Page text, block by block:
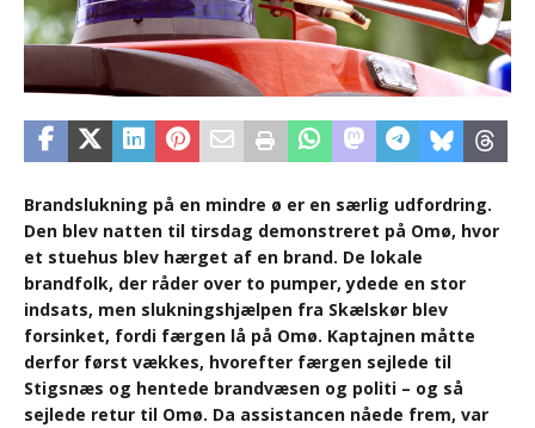
Brandslukning på en mindre ø er en særlig udfordring.
Den blev natten til tirsdag demonstreret på Omø, hvor
et stuehus blev hærget af en brand. De lokale
brandfolk, der råder over to pumper, ydede en stor
indsats, men slukningshjælpen fra Skælskør blev
forsinket, fordi færgen lå på Omø. Kaptajnen måtte
derfor først vækkes, hvorefter færgen sejlede til
Stigsnæs og hentede brandvæsen og politi – og så
sejlede retur til Omø. Da assistancen nåede frem, var